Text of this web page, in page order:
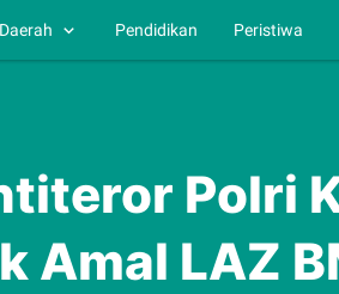
Daerah Pendidikan Peristiwa
Polri
Amal LAZ